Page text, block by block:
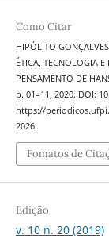
Como Citar
HIPÓLITO
ÉTICA, TECNOLOGIA
PENSAMENTO DE
p. 01–11, 2020. DOI:
https://
2026.
Fomatos de
Edição
v. 10 n. 20 (2019)